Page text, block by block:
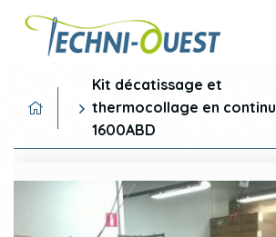
Kit décatissage et
thermocollage en continu
1600ABD